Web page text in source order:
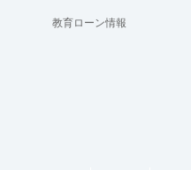
教育ローン情報